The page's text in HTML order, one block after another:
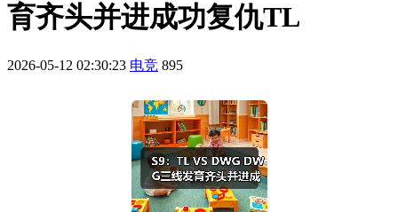
育齐头并进成功复仇TL
2026-05-12 02:30:23 电竞 895